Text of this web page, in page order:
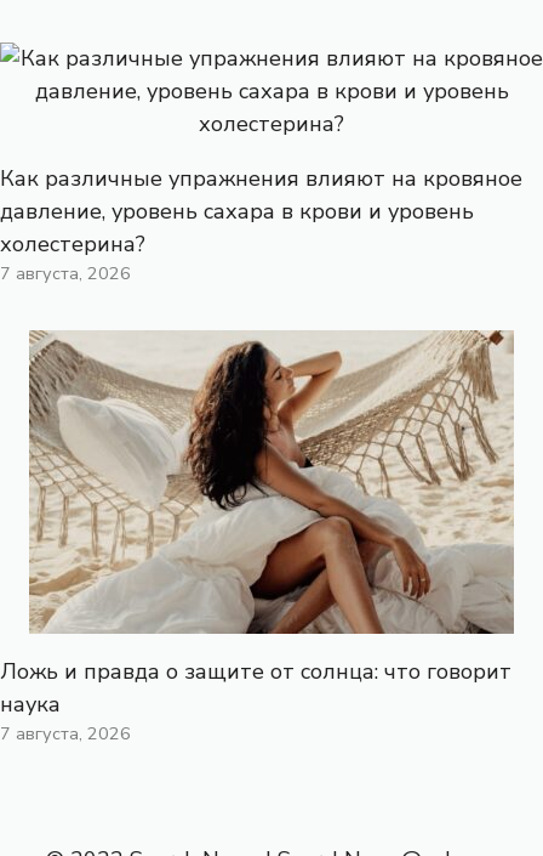
Как различные упражнения влияют на кровяное
давление, уровень сахара в крови и уровень
холестерина?
7 августа, 2026
Ложь и правда о защите от солнца: что говорит
наука
7 августа, 2026